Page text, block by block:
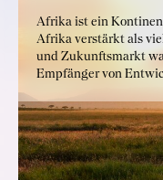
Afrika ist ein
Afrika verstärkt als
und Zukunftsmarkt
Empfänger von